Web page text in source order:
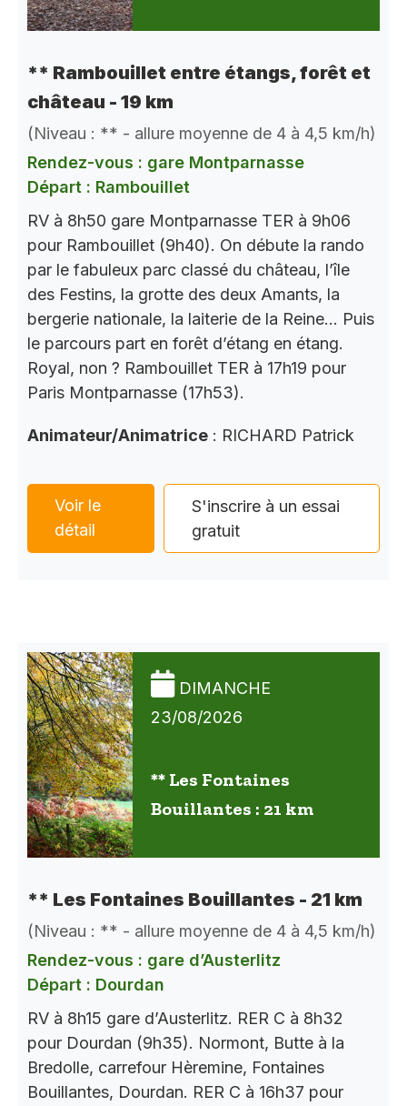
** Rambouillet entre étangs, forêt et
château - 19 km
(Niveau : ** - allure moyenne de 4 à 4,5 km/h)
Rendez-vous : gare Montparnasse
Départ : Rambouillet
RV à 8h50 gare Montparnasse TER à 9h06
pour Rambouillet (9h40). On débute la rando
par le fabuleux parc classé du château, l’île
des Festins, la grotte des deux Amants, la
bergerie nationale, la laiterie de la Reine… Puis
le parcours part en forêt d’étang en étang.
Royal, non ? Rambouillet TER à 17h19 pour
Paris Montparnasse (17h53).
Animateur/Animatrice : RICHARD Patrick
Voir le
détail
S'inscrire à un essai
gratuit
DIMANCHE
23/08/2026
** Les Fontaines
Bouillantes : 21 km
** Les Fontaines Bouillantes - 21 km
(Niveau : ** - allure moyenne de 4 à 4,5 km/h)
Rendez-vous : gare d’Austerlitz
Départ : Dourdan
RV à 8h15 gare d’Austerlitz. RER C à 8h32
pour Dourdan (9h35). Normont, Butte à la
Bredolle, carrefour Hèremine, Fontaines
Bouillantes, Dourdan. RER C à 16h37 pour